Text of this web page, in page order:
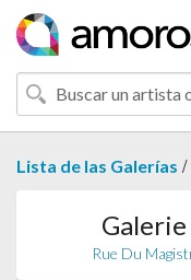
Lista de las Galerías /
Rue Du